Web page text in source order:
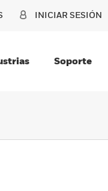
INICIAR SESIÓN
Soporte